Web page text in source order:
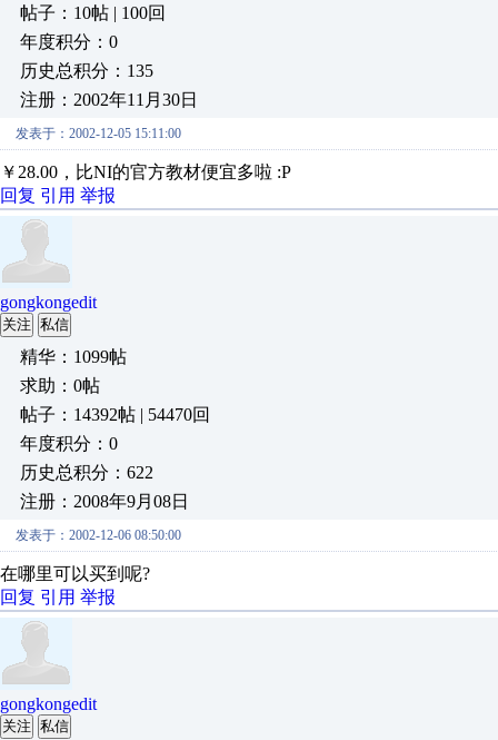
帖子：10帖 | 100回
年度积分：0
历史总积分：135
注册：2002年11月30日
发表于：2002-12-05 15:11:00
￥28.00，比NI的官方教材便宜多啦 :P
回复 引用 举报
gongkongedit
关注 私信
精华：1099帖
求助：0帖
帖子：14392帖 | 54470回
年度积分：0
历史总积分：622
注册：2008年9月08日
发表于：2002-12-06 08:50:00
在哪里可以买到呢?
回复 引用 举报
gongkongedit
关注 私信